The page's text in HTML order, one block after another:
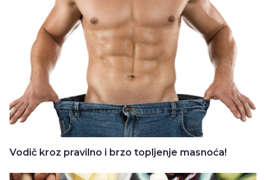
Vodič kroz pravilno i brzo topljenje masnoća!